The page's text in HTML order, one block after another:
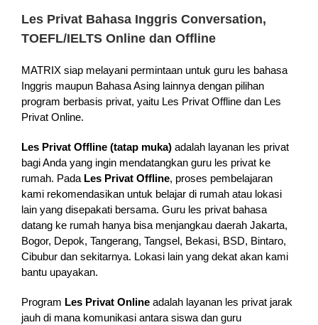
Les Privat Bahasa Inggris Conversation,
TOEFL/IELTS Online dan Offline
MATRIX siap melayani permintaan untuk guru les bahasa
Inggris maupun Bahasa Asing lainnya dengan pilihan
program berbasis privat, yaitu Les Privat Offline dan Les
Privat Online.
Les Privat Offline (tatap muka) adalah layanan les privat
bagi Anda yang ingin mendatangkan guru les privat ke
rumah. Pada Les Privat Offline, proses pembelajaran
kami rekomendasikan untuk belajar di rumah atau lokasi
lain yang disepakati bersama. Guru les privat bahasa
datang ke rumah hanya bisa menjangkau daerah Jakarta,
Bogor, Depok, Tangerang, Tangsel, Bekasi, BSD, Bintaro,
Cibubur dan sekitarnya. Lokasi lain yang dekat akan kami
bantu upayakan.
Program Les Privat Online adalah layanan les privat jarak
jauh di mana komunikasi antara siswa dan guru